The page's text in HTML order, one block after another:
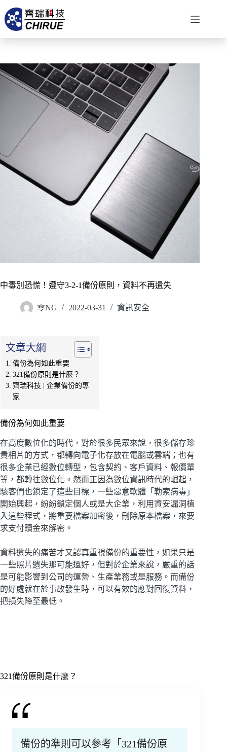
中毒別恐慌！遵守3-2-1備份原則，資料不再遺失
零NG 2022-03-31 資訊安全
文章大綱
備份為何如此重要
321備份原則是什麼？
齊瑞科技 | 企業備份的專
家
備份為何如此重要
在高度數位化的時代，對於很多民眾來說，很多儲存珍
貴相片的方式，都轉向電子化存放在電腦或雲端；也有
很多企業已經數位轉型，包含契約、客戶資料、報價單
等，都轉往數位化。然而正因為數位資訊時代的崛起，
駭客們也鎖定了這些目標，一些惡意軟體「勒索病毒」
開始興起，紛紛鎖定個人或是大企業，利用資安漏洞植
入這些程式，將重要檔案加密後，刪除原本檔案，來要
求支付贖金來解密。
資料遺失的痛苦才又認真重視備份的重要性，如果只是
一些照片遺失那可能還好，但對於企業來說，嚴重的話
是可能影響到公司的運營、生產業務或是服務。而備份
的好處就在於事故發生時，可以有效的應對回復資料，
把損失降至最低。
321備份原則是什麼？
備份的準則可以參考「321備份原